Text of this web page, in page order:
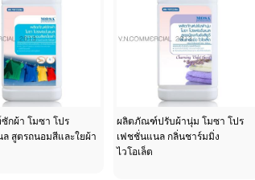
กผ้า โมซา โปร
สูตรถนอมสีและใยผ้า
ผลิตภัณฑ์ปรับผ้านุ่ม โมซา โปร
เฟชชั่นแนล กลิ่นชาร์มมิ่ง
ไวโอเล็ต